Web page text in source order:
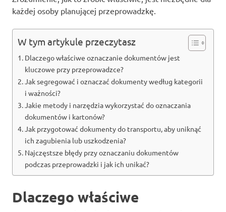
każdej osoby planującej przeprowadzkę.
W tym artykule przeczytasz
Dlaczego właściwe oznaczanie dokumentów jest
kluczowe przy przeprowadzce?
Jak segregować i oznaczać dokumenty według kategorii
i ważności?
Jakie metody i narzędzia wykorzystać do oznaczania
dokumentów i kartonów?
Jak przygotować dokumenty do transportu, aby uniknąć
ich zagubienia lub uszkodzenia?
Najczęstsze błędy przy oznaczaniu dokumentów
podczas przeprowadzki i jak ich unikać?
Dlaczego właściwe